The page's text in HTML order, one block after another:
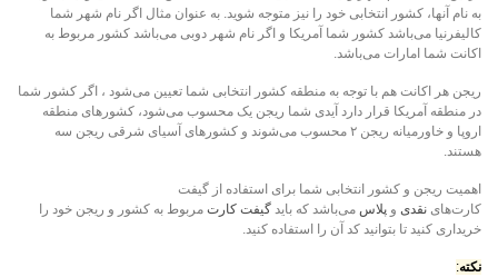
به نام آنها، کشور انتخابی خود را نیز متوجه شوید. به عنوان مثال اگر نام شهر شما
کالیفرنیا می‌باشد کشور شما آمریکا و اگر نام شهر دوبی می‌باشد کشور مربوط به
اکانت شما امارات می‌باشد.
ریجن هر اکانت هم با توجه به منطقه کشور انتخابی شما تعیین می‌شود ، اگر کشور شما
در منطقه آمریکا قرار دارد آیدی شما ریجن یک محسوب می‌شود، کشور‌های منطقه
اروپا و خاورمیانه ریجن ۲ محسوب می‌شوند و کشور‌های آسیای شرقی ریجن سه
هستند.
اهمیت ریجن و کشور انتخابی شما برای استفاده از گیفت
کارت‌های نقدی و پلاس می‌باشد که باید گیفت کارت مربوط به کشور و ریجن خود را
خریداری کنید تا بتوانید کد آن را استفاده کنید.
نکته: